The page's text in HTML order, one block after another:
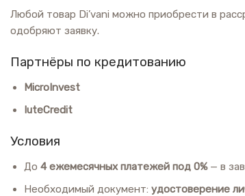
Любой товар Di’vani можно приобрести в
одобряют заявку.
Партнёры по кредитованию
MicroInvest
IuteCredit
Условия
До 4 ежемесячных платежей под 0%— в
Необходимый документ: удостоверение